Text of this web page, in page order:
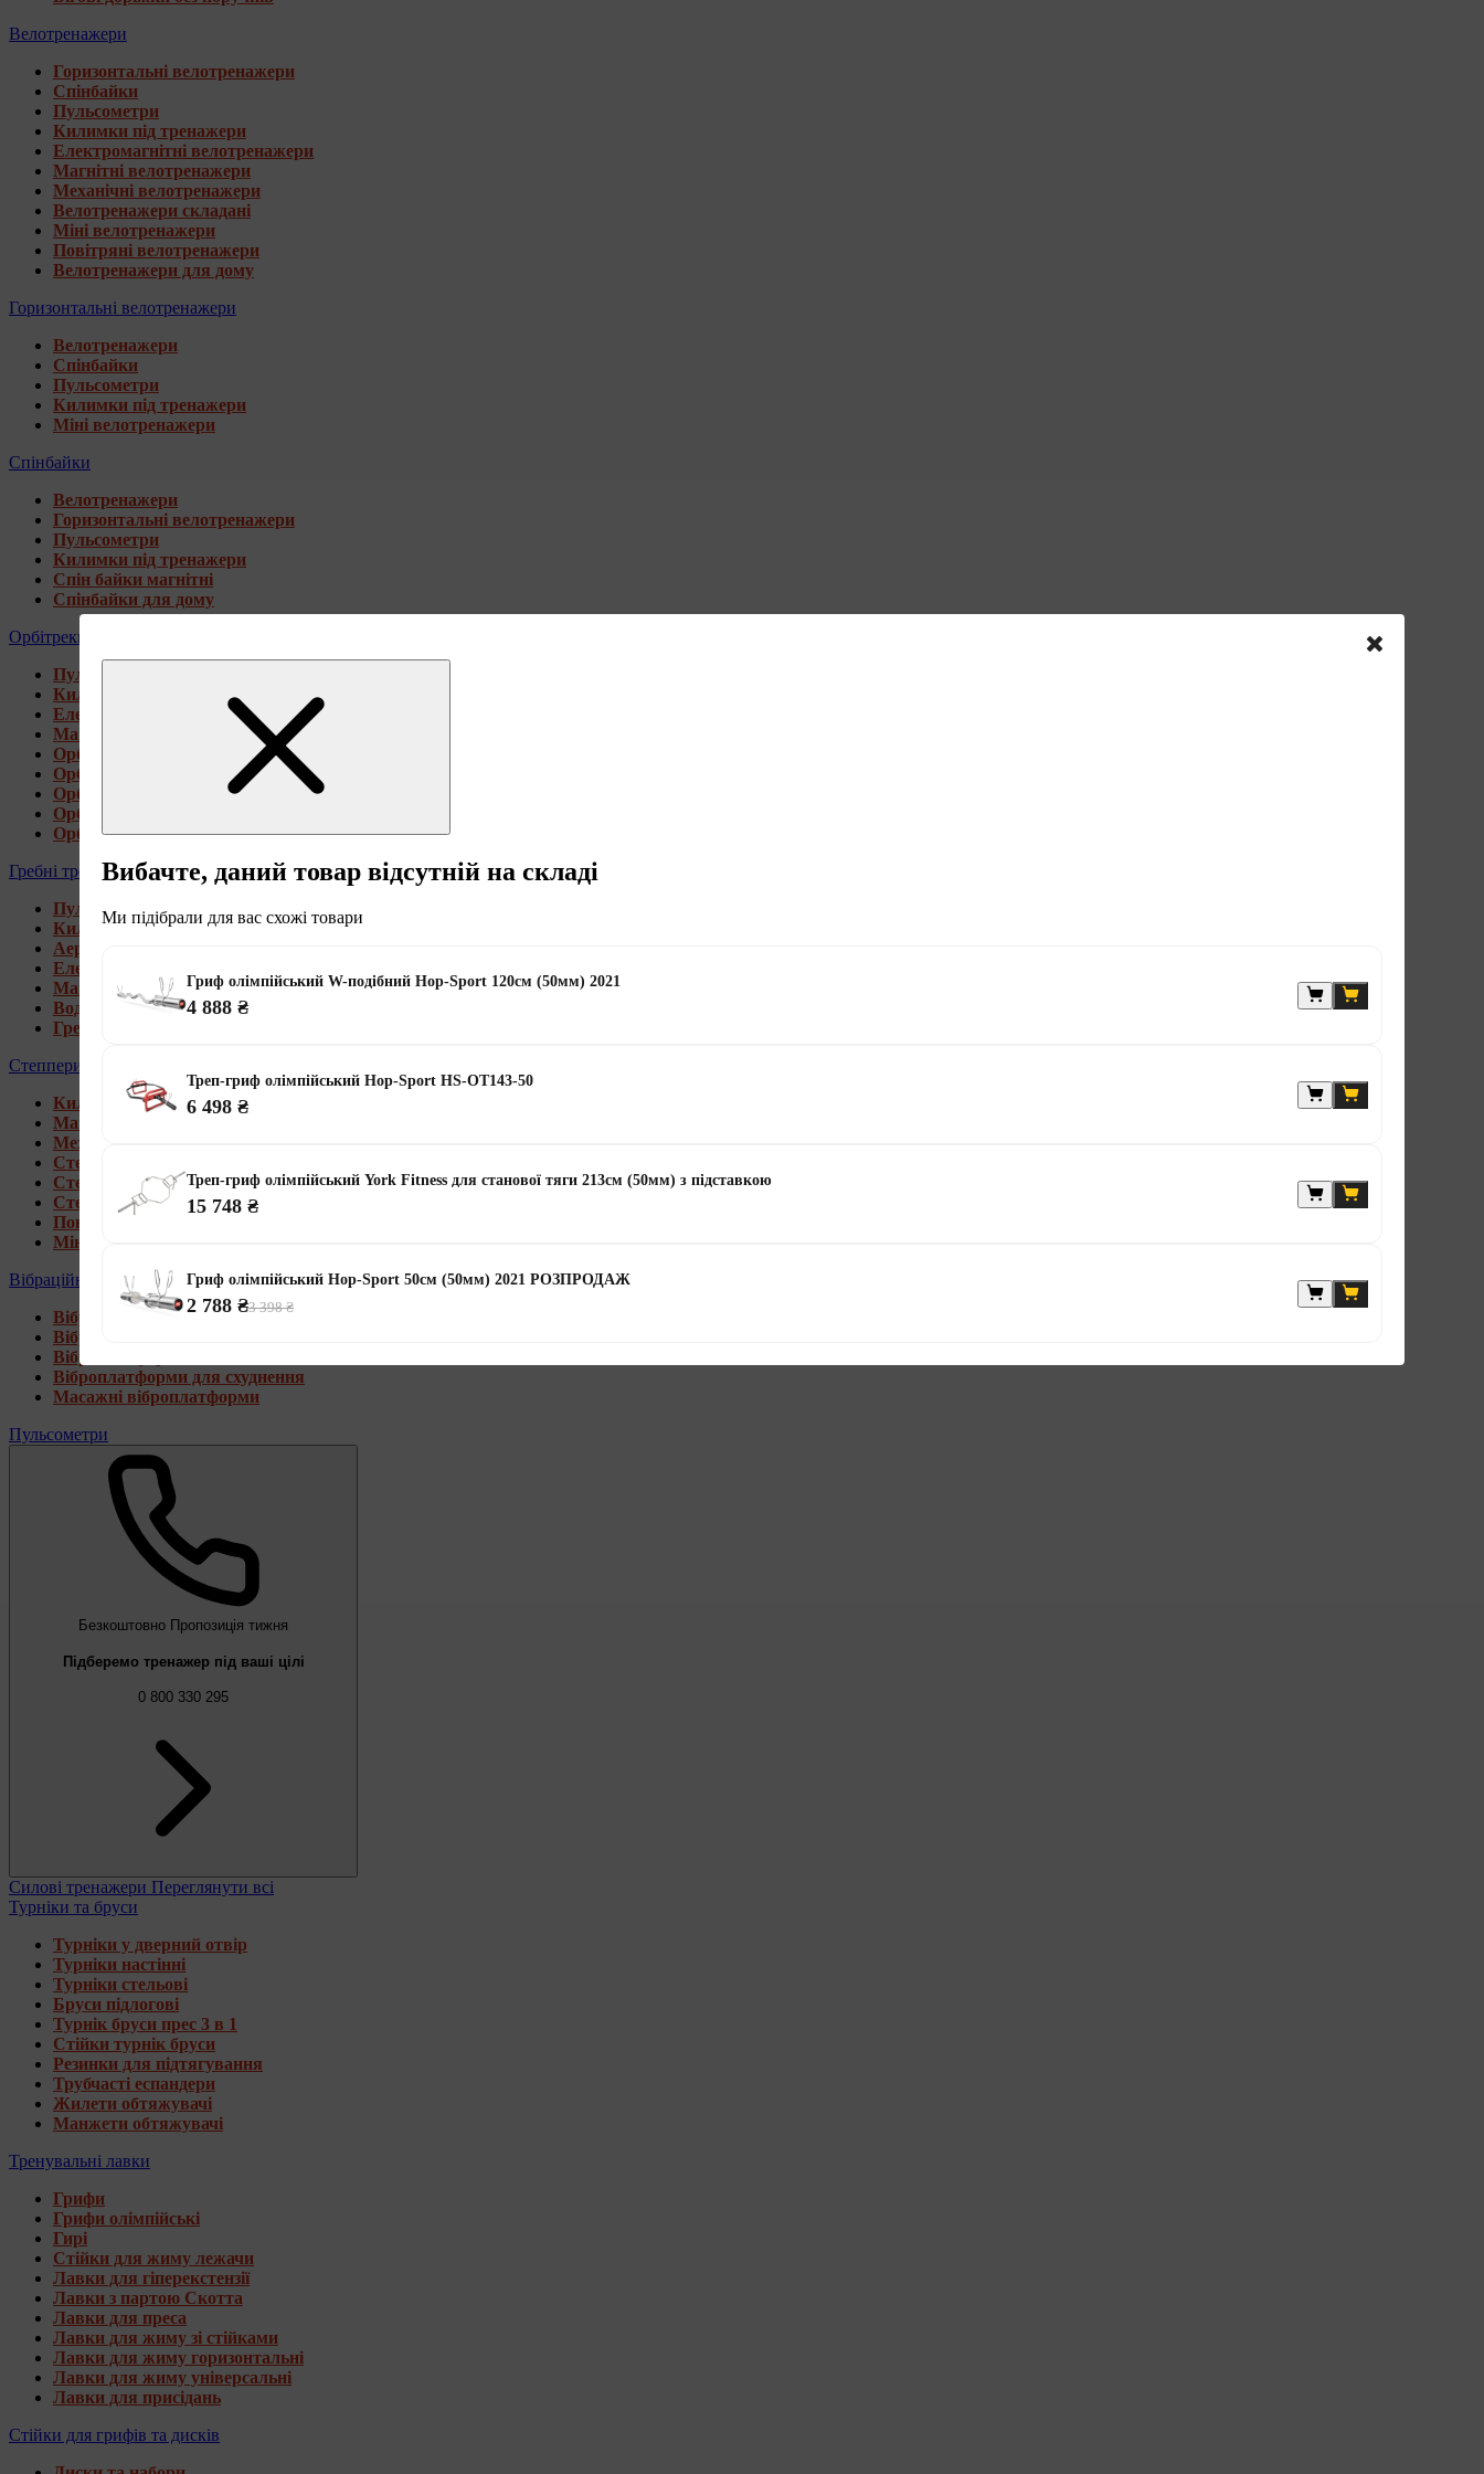
Велотренажери
Горизонтальні велотренажери
Спінбайки
Пульсометри
Килимки під тренажери
Електромагнітні велотренажери
Магнітні велотренажери
Механічні велотренажери
Велотренажери складані
Міні велотренажери
Повітряні велотренажери
Велотренажери для дому
Горизонтальні велотренажери
Велотренажери
Спінбайки
Пульсометри
Килимки під тренажери
Міні велотренажери
Спінбайки
Велотренажери
Горизонтальні велотренажери
Пульсометри
Килимки під тренажери
Спін байки магнітні
Спінбайки для дому
Орбітреки
Пульсометри
Килимки під тренажери
Електромагнітні орбітреки
Магнітні орбітреки
Орбітреки передньоприводні
Орбітреки задньоприводні
Орбітреки для високих користувачів
Орбітреки генераторні
Орбітреки для дому
Гребні тренажери
Пульсометри
Килимки під тренажери
Аеромагнітні гребні тренажери
Електромагнітні гребні тренажери
Магнітні гребні тренажери
Водні гребні тренажери
Гребні тренажери для дому
Степпери
Килимки під тренажери
Магнітні степпери
Механічні степпери
Степпери зі стійкою
Степпери з еспандерами
Степпери з рукоятками
Поворотні степпери
Міні степпери
Вібраційні платформи
Віброплатформи для дому
Віброплатформи 4D
Віброплатформи 3D
Віброплатформи для схуднення
Масажні віброплатформи
Пульсометри
Безкоштовно Пропозиція тижня
Підберемо тренажер під ваші цілі
0 800 330 295
Силові тренажери Переглянути всі
Турніки та бруси
Турніки у дверний отвір
Турніки настінні
Турніки стельові
Бруси підлогові
Турнік бруси прес 3 в 1
Стійки турнік бруси
Резинки для підтягування
Трубчасті еспандери
Жилети обтяжувачі
Манжети обтяжувачі
Тренувальні лавки
Грифи
Грифи олімпійські
Гирі
Стійки для жиму лежачи
Лавки для гіперекстензії
Лавки з партою Скотта
Лавки для преса
Лавки для жиму зі стійками
Лавки для жиму горизонтальні
Лавки для жиму універсальні
Лавки для присідань
Стійки для грифів та дисків
Вибачте, даний товар відсутній на складі
Ми підібрали для вас схожі товари
Гриф олімпійський W-подібний Hop-Sport 120см (50мм) 2021
4 888 ₴
Треп-гриф олімпійський Hop-Sport HS-OT143-50
6 498 ₴
Треп-гриф олімпійський York Fitness для станової тяги 213см (50мм) з підставкою
15 748 ₴
Гриф олімпійський Hop-Sport 50см (50мм) 2021 РОЗПРОДАЖ
2 788 ₴3 398 ₴